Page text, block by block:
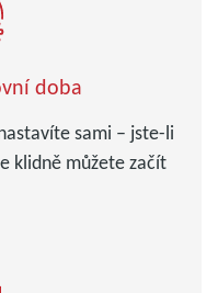
doba
sami – jste-li
klidně můžete začít